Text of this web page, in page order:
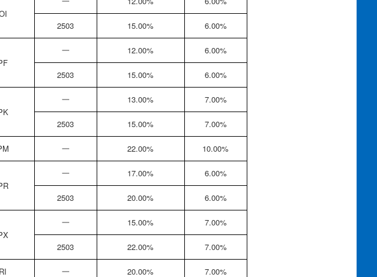
2503 15.00% 6.00%
一 12.00% 6.00%
2503 15.00% 6.00%
一 13.00% 7.00%
2503 15.00% 7.00%
一 22.00% 10.00%
一 17.00% 6.00%
2503 20.00% 6.00%
一 15.00% 7.00%
2503 22.00% 7.00%
RI 一 20.00% 7.00%